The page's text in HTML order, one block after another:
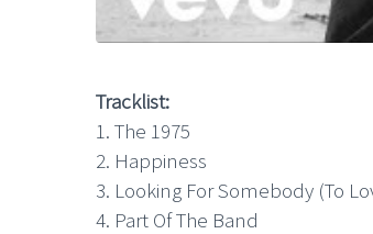
Tracklist:
1. The 1975
2. Happiness
3. Looking For Somebody (To
4. Part Of The Band